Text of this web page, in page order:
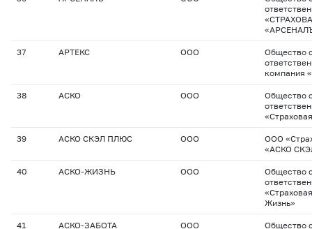
37 АРТЕКС ООО
Общество
компания
38 АСКО ООО
Общество
39 АСКО СКЭЛ ПЛЮС ООО
ООО
«АСКО
40 АСКО-ЖИЗНЬ ООО
Общество
Жизнь»
41 АСКО-ЗАБОТА ООО
Общество